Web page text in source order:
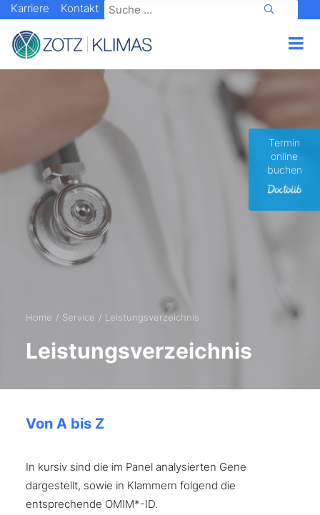
Termin
online
buchen
Karriere Kontakt
Home Service Leistungsverzeichnis
Leistungsverzeichnis
Von A bis Z
In kursiv sind die im Panel analysierten Gene
dargestellt, sowie in Klammern folgend die
entsprechende OMIM*-ID.